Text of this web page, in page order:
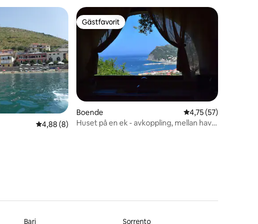
omdömen
4,88 av 5 i genomsnittligt betyg, 8 omdömen
4,88 (8)
Gästfavorit
Gästfavorit
Boende 4,75 av 5 i
4,75 (57)
Huset på en ek - avkoppling, mellan hav
Bari Sorrento